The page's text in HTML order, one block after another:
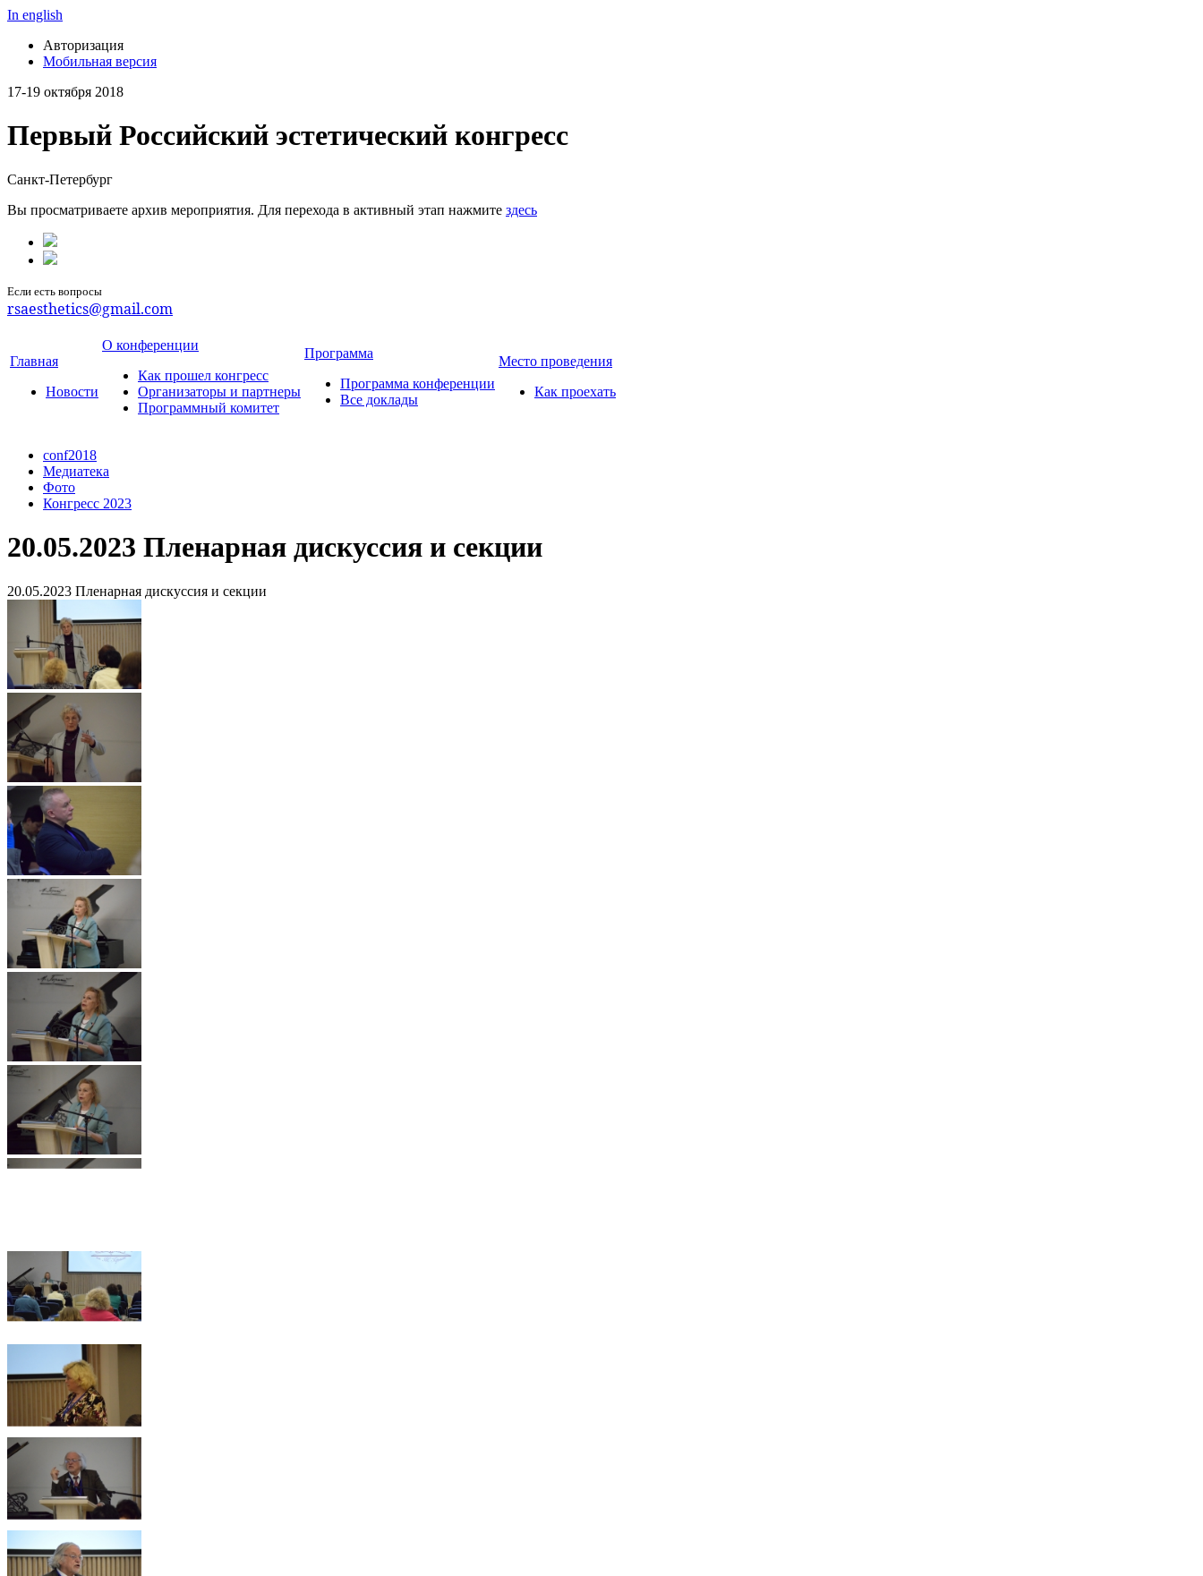
In english
Авторизация
Мобильная версия
17-19 октября 2018
Первый Российский эстетический конгресс
Санкт-Петербург
Вы просматриваете архив мероприятия. Для перехода в активный этап нажмите здесь
Если есть вопросы
rsaesthetics@gmail.com
Главная
Новости
О конференции
Как прошел конгресс
Организаторы и партнеры
Программный комитет
Программа
Программа конференции
Все доклады
Место проведения
Как проехать
conf2018
Медиатека
Фото
Конгресс 2023
20.05.2023 Пленарная дискуссия и секции
20.05.2023 Пленарная дискуссия и секции